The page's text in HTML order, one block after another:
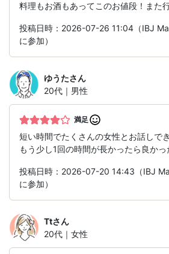
料理もお酒もあってこのお値段！また
投稿日時：2026-07-26 11:04（IBJ
に参加）
ゆうたさん
20代｜男性
満足
短い時間でたくさんの女性とお話しでき
もう少し1回の時間が長かったら良かっ
投稿日時：2026-07-20 14:43（IBJ
に参加）
Ttさん
20代｜女性